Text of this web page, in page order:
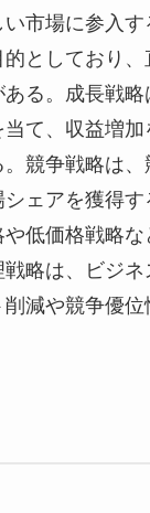
市場に参入す
としており
る。成長戦
て、収益増加
競争戦略は
ェアを獲得
低価格戦略な
戦略は、ビジ
減や競争優